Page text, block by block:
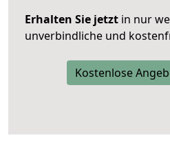
Erhalten Sie jetzt in nur
unverbindliche und
Kostenlose